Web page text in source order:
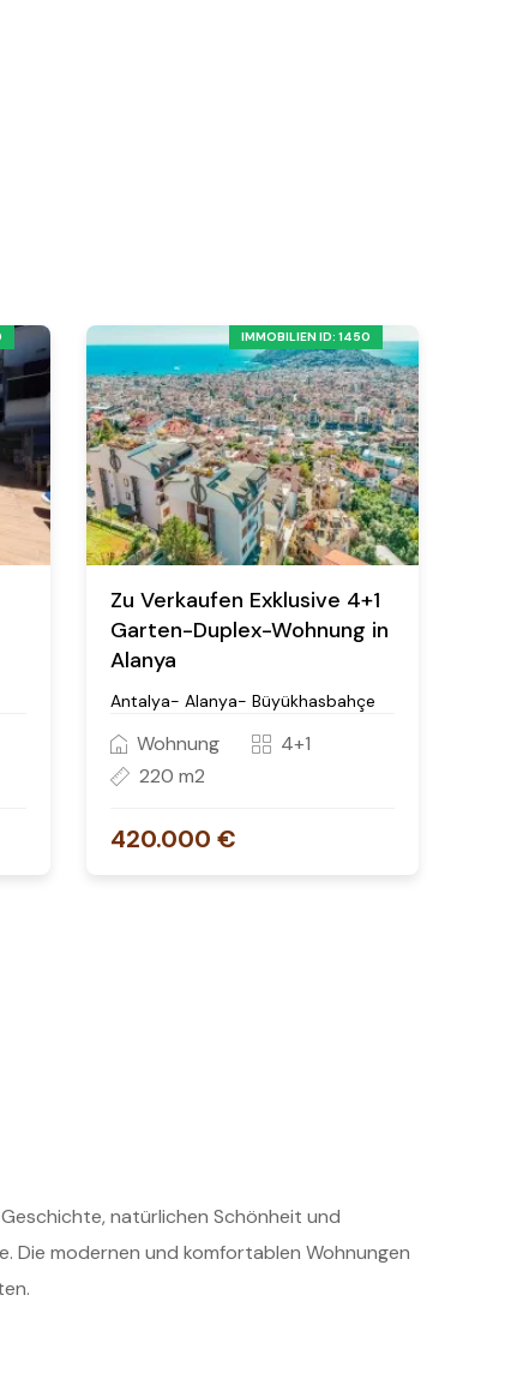
IMMOBILIEN ID: 1450
Zu Verkaufen Exklusive 4+1
Garten-Duplex-Wohnung in
Alanya
Antalya- Alanya- Büyükhasbahçe
Wohnung
4+1
220 m2
420.000 €
natürlichen Schönheit und
Die modernen und komfortablen Wohnungen